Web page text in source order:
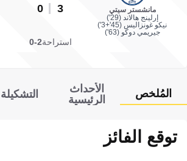
مانشستر سيتي
إرلينج هالاند (29')
نيكو غونزاليس (45'+3')
جيريمي دوكو (63')
3
0
استراحة2-0
المُلخص
الأحداث
الرئيسية
التشكيلة
توقع الفائز